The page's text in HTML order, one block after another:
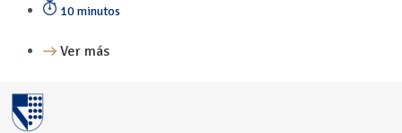
10 minutos
Ver más